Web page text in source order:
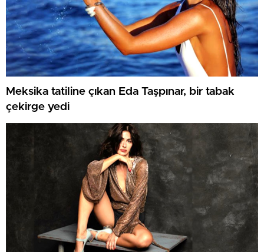
Meksika tatiline çıkan Eda Taşpınar, bir tabak
çekirge yedi